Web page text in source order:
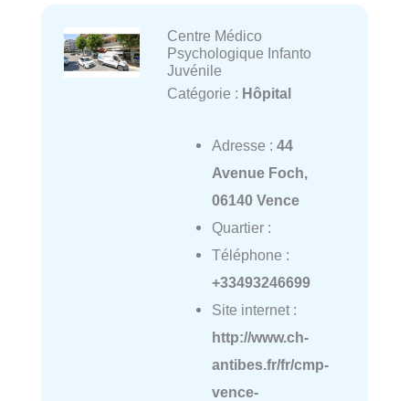
Centre Médico
Psychologique Infanto
Juvénile
Catégorie : Hôpital
Adresse : 44
Avenue Foch,
06140 Vence
Quartier :
Téléphone :
+33493246699
Site internet :
http://www.ch-
antibes.fr/fr/cmp-
vence-